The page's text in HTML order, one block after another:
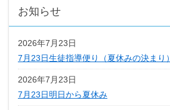
お知らせ
2026年7月23日
7月23日生徒指導便り（夏休みの決まり）
2026年7月23日
7月23日明日から夏休み